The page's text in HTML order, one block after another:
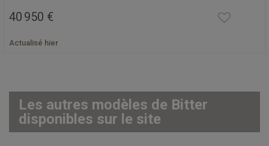
40 950 €
Actualisé hier
Les autres modèles de Bitter
disponibles sur le site